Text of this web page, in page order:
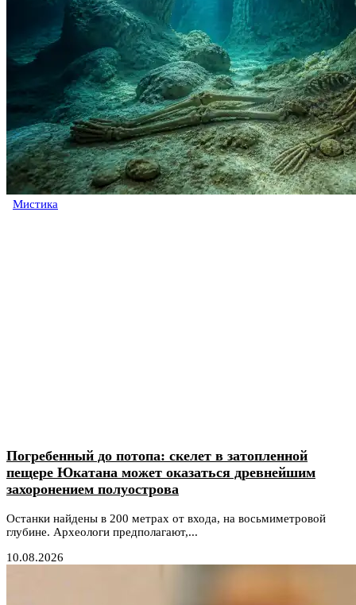
Мистика
Погребенный до потопа: скелет в затопленной
пещере Юкатана может оказаться древнейшим
захоронением полуострова
Останки найдены в 200 метрах от входа, на восьмиметровой
глубине. Археологи предполагают,...
10.08.2026